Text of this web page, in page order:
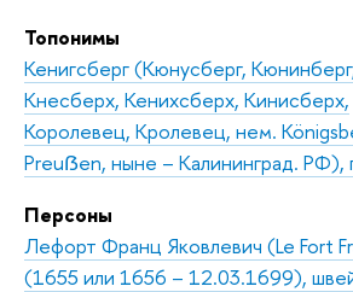
Топонимы
Кенигсберг (Кюнусберг,
Кнесберх, Кенихсберх, Кинисберх,
Королевец, Кролевец, нем.
Preuẞen, ныне – Калининград. РФ),
Персоны
Лефорт Франц Яковлевич (Le Fort
(1655 или 1656 – 12.03.1699),